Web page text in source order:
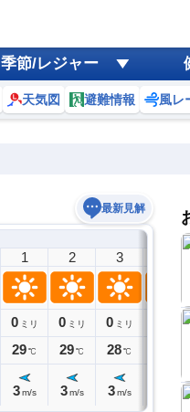
季節/レジャー
天気図 避難情報 風レ
最新見解
1
0 ミリ
29℃
3 m/s
2
0 ミリ
29℃
3 m/s
3
0 ミリ
28℃
3 m/s